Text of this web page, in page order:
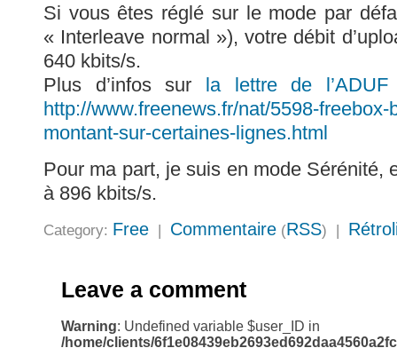
Si vous êtes réglé sur le mode par
« Interleave normal »), votre débit
640 kbits/s.
Plus d’infos sur la lettre de
http://www.freenews.fr/nat/5598-freebox-
montant-sur-certaines-lignes.html
Pour ma part, je suis en mode Sérénité,
à 896 kbits/s.
Category: Free | Commentaire (RSS) |
Leave a comment
Warning: Undefined variable $user_ID in
/home/clients/